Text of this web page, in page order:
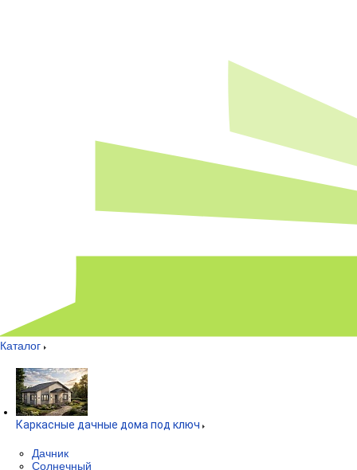
Каталог
Каркасные дачные дома под ключ
Дачник
Солнечный